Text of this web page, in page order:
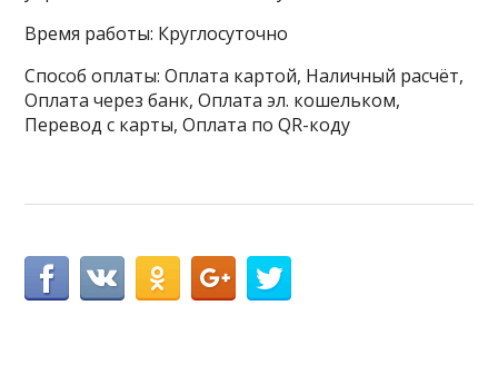
Время работы: Круглосуточно
Способ оплаты: Оплата картой, Наличный расчёт,
Оплата через банк, Оплата эл. кошельком,
Перевод с карты, Оплата по QR-коду